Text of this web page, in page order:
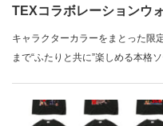
TEXコラボレーションウ
キャラクターカラーをまとった限
まで“ふたりと共に”楽しめる本格